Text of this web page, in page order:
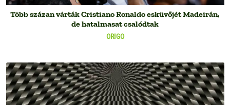
ORIGO
Több százan várták Cristiano Ronaldo esküvőjét Madeirán,
de hatalmasat csalódtak